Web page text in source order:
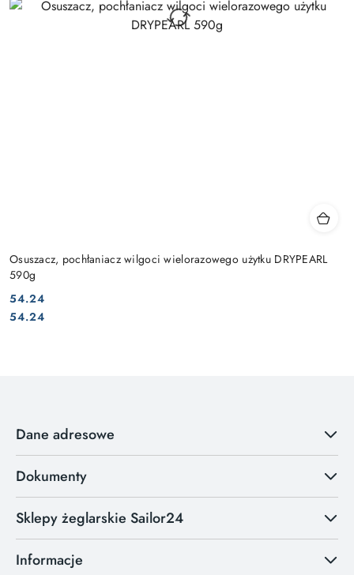
Osuszacz, pochłaniacz wilgoci wielorazowego użytku DRYPEARL
590g
Cena:
54.24
Cena:
54.24
Dane adresowe
Dokumenty
Sklepy żeglarskie Sailor24
Informacje